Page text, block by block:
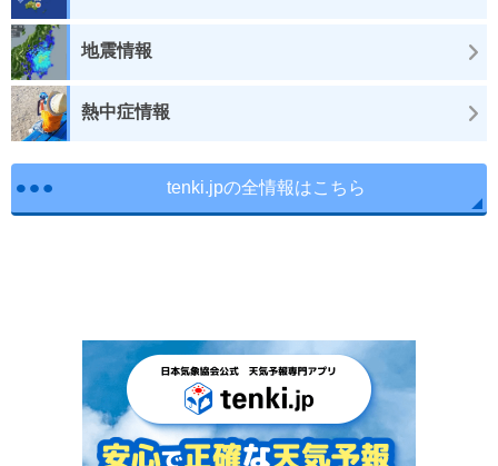
地震情報
熱中症情報
tenki.jpの全情報はこちら